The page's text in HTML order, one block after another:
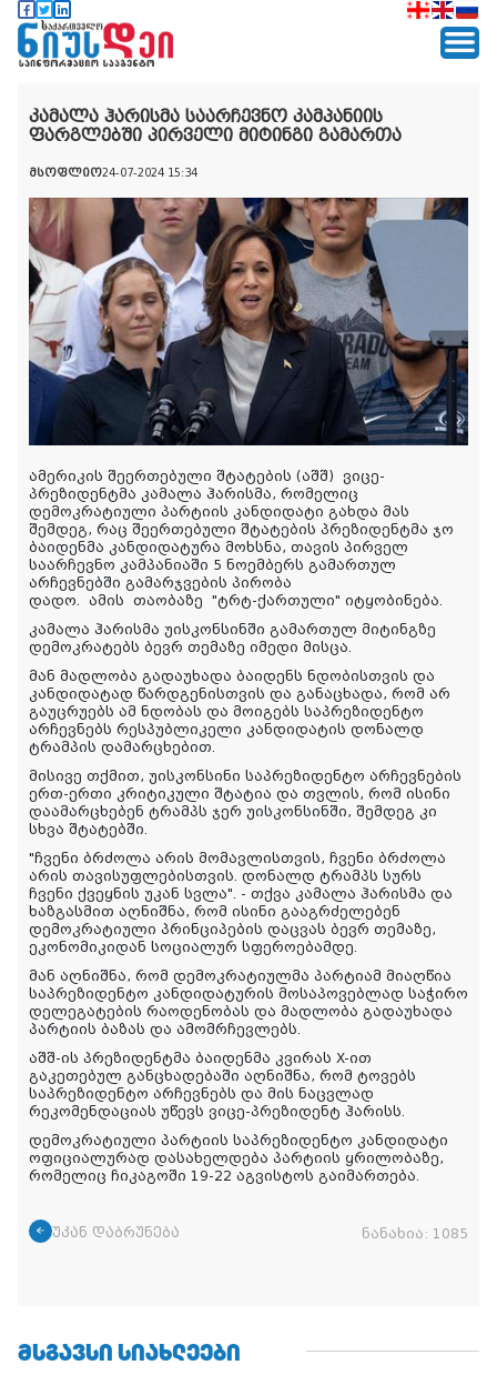
კამალა ჰარისმა საარჩევნო კამპანიის
ფარგლებში პირველი მიტინგი გამართა
მსოფლიო24-07-2024 15:34
ამერიკის შეერთებული შტატების (აშშ) ვიცე-
პრეზიდენტმა კამალა ჰარისმა, რომელიც
დემოკრატიული პარტიის კანდიდატი გახდა მას
შემდეგ, რაც შეერთებული შტატების პრეზიდენტმა ჯო
ბაიდენმა კანდიდატურა მოხსნა, თავის პირველ
საარჩევნო კამპანიაში 5 ნოემბერს გამართულ
არჩევნებში გამარჯვების პირობა
დადო. ამის თაობაზე "ტრტ-ქართული" იტყობინება
კამალა ჰარისმა უისკონსინში გამართულ მიტინგზე
დემოკრატებს ბევრ თემაზე იმედი მისცა.
მან მადლობა გადაუხადა ბაიდენს ნდობისთვის და
კანდიდატად წარდგენისთვის და განაცხადა, რომ არ
გაუცრუებს ამ ნდობას და მოიგებს საპრეზიდენტო
არჩევნებს რესპუბლიკელი კანდიდატის დონალდ
ტრამპის დამარცხებით.
მისივე თქმით, უისკონსინი საპრეზიდენტო არჩევნების
ერთ-ერთი კრიტიკული შტატია და თვლის, რომ ისინი
დაამარცხებენ ტრამპს ჯერ უისკონსინში, შემდეგ კი
სხვა შტატებში.
"ჩვენი ბრძოლა არის მომავლისთვის, ჩვენი ბრძოლა
არის თავისუფლებისთვის. დონალდ ტრამპს სურს
ჩვენი ქვეყნის უკან სვლა". - თქვა კამალა ჰარისმა და
ხაზგასმით აღნიშნა, რომ ისინი გააგრძელებენ
დემოკრატიული პრინციპების დაცვას ბევრ თემაზე,
ეკონომიკიდან სოციალურ სფეროებამდე.
მან აღნიშნა, რომ დემოკრატიულმა პარტიამ მიაღწია
საპრეზიდენტო კანდიდატურის მოსაპოვებლად საჭირო
დელეგატების რაოდენობას და მადლობა გადაუხადა
პარტიის ბაზას და ამომრჩევლებს.
აშშ-ის პრეზიდენტმა ბაიდენმა კვირას X-ით
გაკეთებულ განცხადებაში აღნიშნა, რომ ტოვებს
საპრეზიდენტო არჩევნებს და მის ნაცვლად
რეკომენდაციას უწევს ვიცე-პრეზიდენტ ჰარისს.
დემოკრატიული პარტიის საპრეზიდენტო კანდიდატი
ოფიციალურად დასახელდება პარტიის ყრილობაზე,
რომელიც ჩიკაგოში 19-22 აგვისტოს გაიმართება.
უკან დაბრუნება ნანახია: 1085
ᲛᲡᲒᲐᲕᲡᲘ ᲡᲘᲐᲮᲚᲔᲔᲑᲘ